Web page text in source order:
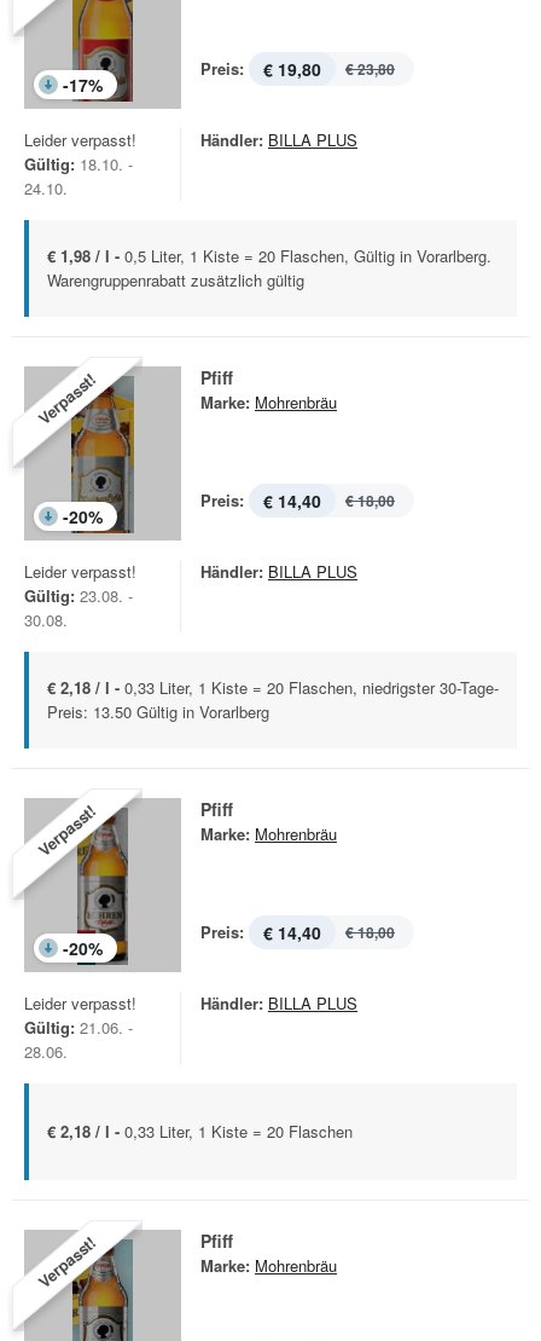
-17%
Preis: € 19,80 € 23,80
Leider verpasst!
Gültig: 18.10. -
24.10.
Händler: BILLA PLUS
€ 1,98 / l - 0,5 Liter, 1 Kiste = 20 Flaschen, Gültig in Vorarlberg.
Warengruppenrabatt zusätzlich gültig
Verpasst!
-20%
Pfiff
Marke: Mohrenbräu
Preis: € 14,40 € 18,00
Leider verpasst!
Gültig: 23.08. -
30.08.
Händler: BILLA PLUS
€ 2,18 / l - 0,33 Liter, 1 Kiste = 20 Flaschen, niedrigster 30-Tage-
Preis: 13.50 Gültig in Vorarlberg
Verpasst!
-20%
Pfiff
Marke: Mohrenbräu
Preis: € 14,40 € 18,00
Leider verpasst!
Gültig: 21.06. -
28.06.
Händler: BILLA PLUS
€ 2,18 / l - 0,33 Liter, 1 Kiste = 20 Flaschen
Verpasst! Pfiff
Marke: Mohrenbräu